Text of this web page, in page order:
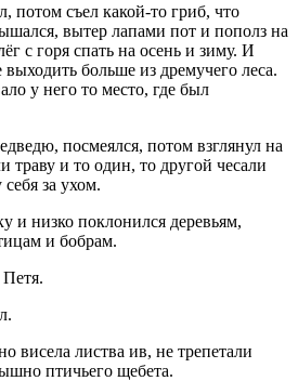
потом съел какой-то гриб, что
вытер лапами пот и пополз на
с горя спать на осень и зиму. И
больше из дремучего леса.
у него то место, где был
посмеялся, потом взглянул на
траву и то один, то другой чесали
за ухом.
и низко поклонился деревьям,
и бобрам.
висела листва ив, не трепетали
птичьего щебета.